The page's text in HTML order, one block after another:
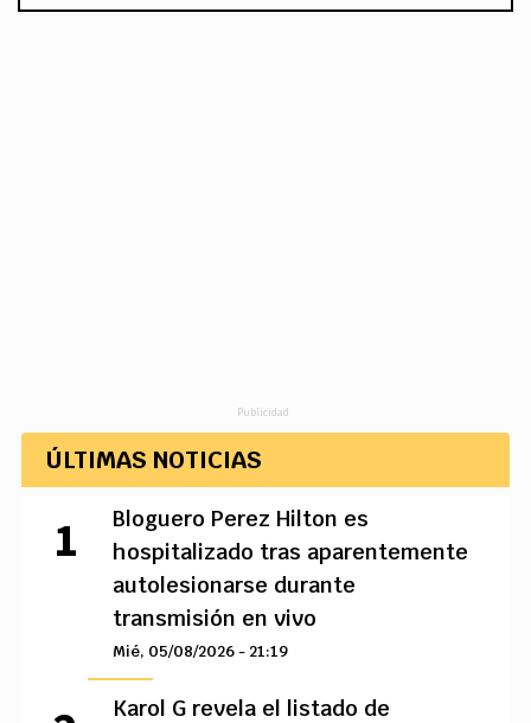
Publicidad
ÚLTIMAS NOTICIAS
Bloguero Perez Hilton es
hospitalizado tras aparentemente
autolesionarse durante
transmisión en vivo
Mié, 05/08/2026 - 21:19
Karol G revela el listado de